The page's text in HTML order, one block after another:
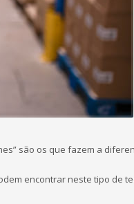
são os que fazem a
encontrar neste tipo de